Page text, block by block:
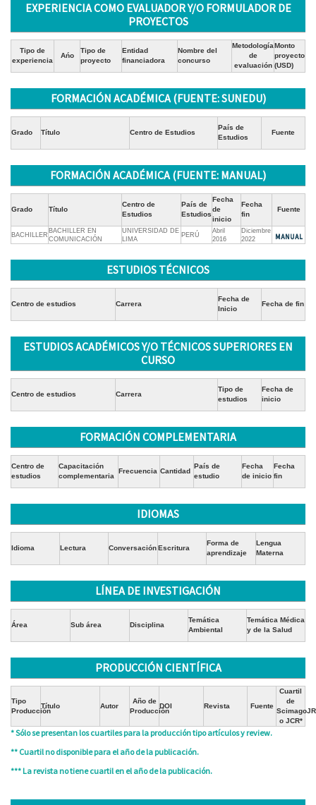
EXPERIENCIA COMO EVALUADOR Y/O FORMULADOR DE
PROYECTOS
Tipo de
experiencia
Ańo
Tipo de
proyecto
Entidad
financiadora
Nombre del
concurso
Metodología
de
evaluación
Monto
proyecto
(USD)
FORMACIÓN ACADÉMICA (FUENTE: SUNEDU)
Grado Título Centro de Estudios
País de
Estudios
Fuente
FORMACIÓN ACADÉMICA (FUENTE: MANUAL)
Grado Título
Centro de
Estudios
País de
Estudios
Fecha
de
inicio
Fecha
fin
Fuente
BACHILLER
BACHILLER EN
COMUNICACIÓN
UNIVERSIDAD DE
LIMA
PERÚ
Abril
2016
Diciembre
2022
ESTUDIOS TÉCNICOS
Centro de estudios Carrera
Fecha de
Inicio
Fecha de fin
ESTUDIOS ACADÉMICOS Y/O TÉCNICOS SUPERIORES EN
CURSO
Centro de estudios Carrera
Tipo de
estudios
Fecha de
inicio
FORMACIÓN COMPLEMENTARIA
Centro de
estudios
Capacitación
complementaria
Frecuencia Cantidad
País de
estudio
Fecha
de inicio
Fecha
fin
IDIOMAS
Idioma Lectura ConversaciónEscritura
Forma de
aprendizaje
Lengua
Materna
LÍNEA DE INVESTIGACIÓN
Área Sub área Disciplina
Temática
Ambiental
Temática Médica
y de la Salud
PRODUCCIÓN CIENTÍFICA
Tipo
Producción
Título Autor
Año de
Producción
DOI Revista Fuente
Cuartil
de
ScimagoJR
o JCR*
* Sólo se presentan los cuartiles para la producción tipo artículos y review.
** Cuartil no disponible para el año de la publicación.
*** La revista no tiene cuartil en el año de la publicación.